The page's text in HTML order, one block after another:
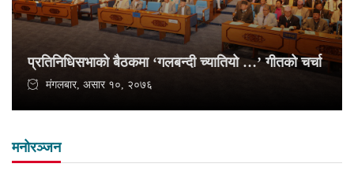
प्रतिनिधिसभाको बैठकमा ‘गलबन्दी च्यातियो …’ गीतको चर्चा
मंगलबार, असार १०, २०७६
मनोरञ्जन